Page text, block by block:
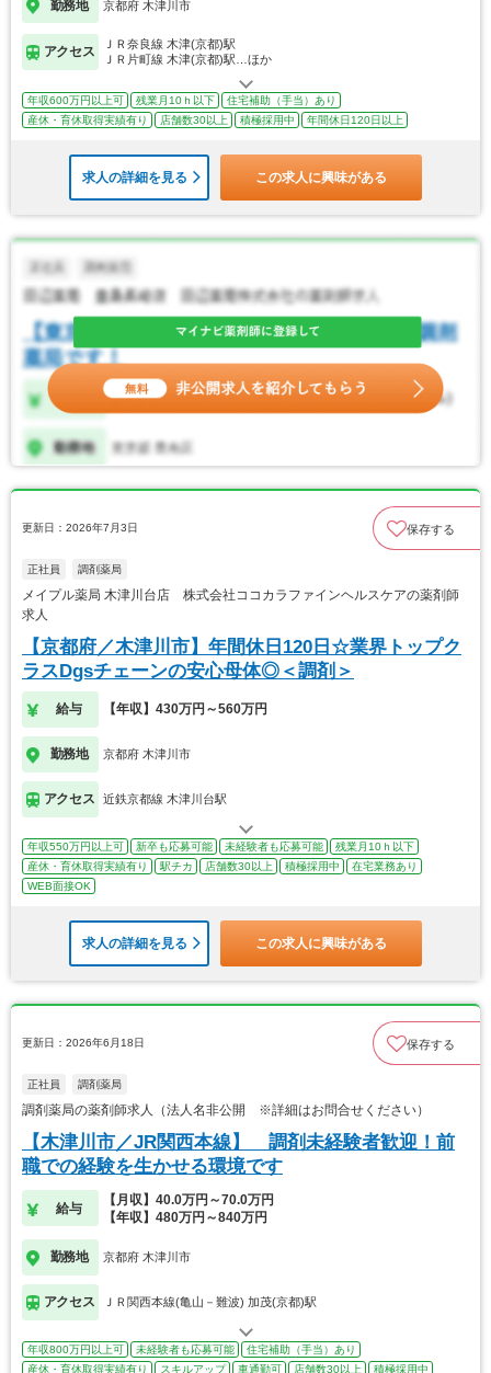
勤務地 京都府 木津川市
アクセス
ＪＲ奈良線 木津(京都)駅
ＪＲ片町線 木津(京都)駅…ほか
年収600万円以上可 残業月10ｈ以下
住宅補助（手当）あり
産休・育休取得実績有り
店舗数30以上 積極採用中 年間休日120日以上
求人の詳細を見る この求人に興味がある
更新日：2026年7月3日 保存する
正社員 調剤薬局
メイプル薬局 木津川台店 株式会社ココカラファインヘルスケアの薬剤師
求人
【京都府／木津川市】年間休日120日☆業界トップク
ラスDgsチェーンの安心母体◎＜調剤＞
給与 【年収】430万円～560万円
勤務地 京都府 木津川市
アクセス 近鉄京都線 木津川台駅
年収550万円以上可 新卒も応募可能 未経験者も応募可能
残業月10ｈ以下
産休・育休取得実績有り
駅チカ 店舗数30以上 積極採用中
在宅業務あり
WEB面接OK
求人の詳細を見る この求人に興味がある
更新日：2026年6月18日 保存する
正社員 調剤薬局
調剤薬局の薬剤師求人（法人名非公開 ※詳細はお問合せください）
【木津川市／JR関西本線】 調剤未経験者歓迎！前
職での経験を生かせる環境です
給与
【月収】40.0万円～70.0万円
【年収】480万円～840万円
勤務地 京都府 木津川市
アクセス ＪＲ関西本線(亀山－難波) 加茂(京都)駅
年収800万円以上可 未経験者も応募可能
住宅補助（手当）あり
産休・育休取得実績有り
スキルアップ 車通勤可 店舗数30以上 積極採用中